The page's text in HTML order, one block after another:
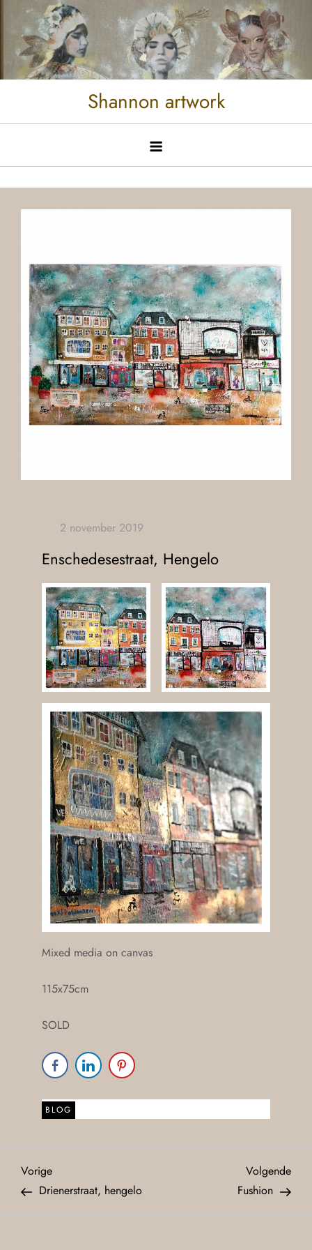
Shannon artwork
Enschedesestraat, Hengelo
Mixed media on canvas
115x75cm
SOLD
BLOG
Vorige
Drienerstraat, hengelo
Volgende
Fushion